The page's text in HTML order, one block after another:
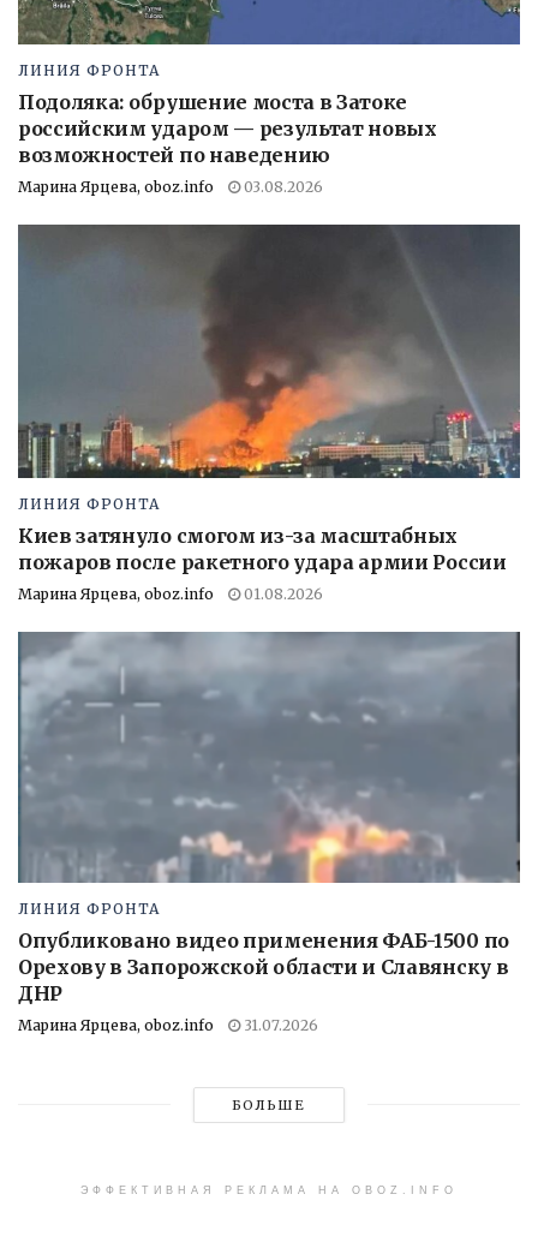
ЛИНИЯ ФРОНТА
Подоляка: обрушение моста в Затоке
российским ударом — результат новых
возможностей по наведению
Марина Ярцева, oboz.info 03.08.2026
ЛИНИЯ ФРОНТА
Киев затянуло смогом из-за масштабных
пожаров после ракетного удара армии России
Марина Ярцева, oboz.info 01.08.2026
ЛИНИЯ ФРОНТА
Опубликовано видео применения ФАБ-1500 по
Орехову в Запорожской области и Славянску в
ДНР
Марина Ярцева, oboz.info 31.07.2026
БОЛЬШЕ
ЭФФЕКТИВНАЯ РЕКЛАМА НА OBOZ.INFO